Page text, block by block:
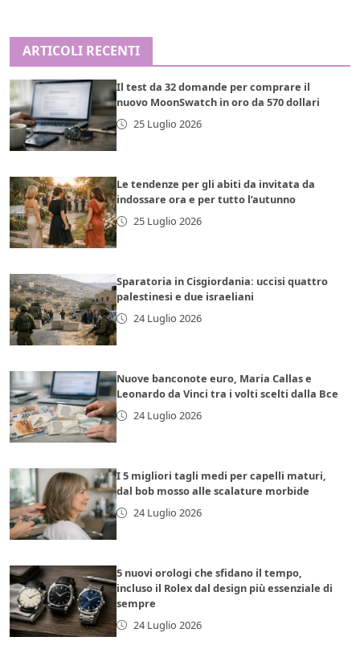
ARTICOLI RECENTI
Il test da 32 domande per comprare il
nuovo MoonSwatch in oro da 570 dollari
25 Luglio 2026
Le tendenze per gli abiti da invitata da
indossare ora e per tutto l’autunno
25 Luglio 2026
Sparatoria in Cisgiordania: uccisi quattro
palestinesi e due israeliani
24 Luglio 2026
Nuove banconote euro, Maria Callas e
Leonardo da Vinci tra i volti scelti dalla Bce
24 Luglio 2026
I 5 migliori tagli medi per capelli maturi,
dal bob mosso alle scalature morbide
24 Luglio 2026
5 nuovi orologi che sfidano il tempo,
incluso il Rolex dal design più essenziale di
sempre
24 Luglio 2026